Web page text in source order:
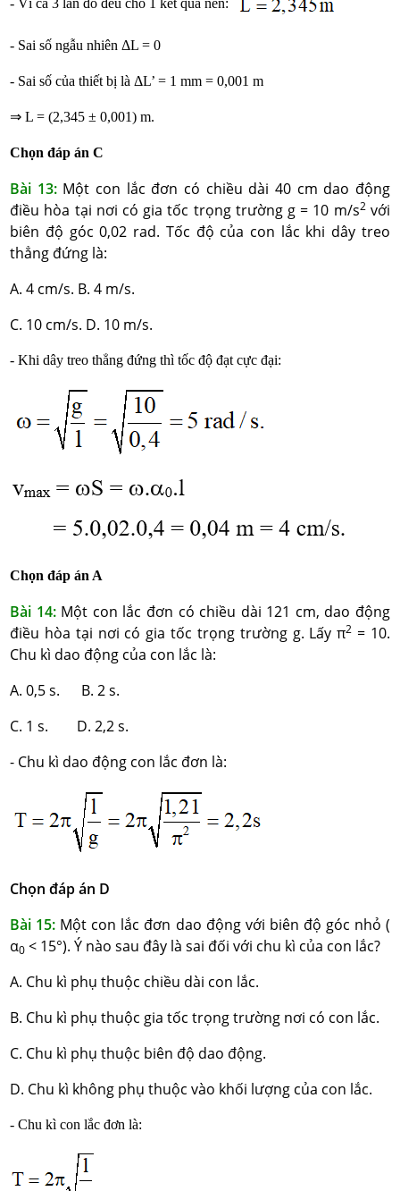
- Vì cả 3 lần đo đều cho 1 kết quả nên:
- Sai số ngẫu nhiên ΔL = 0
- Sai số của thiết bị là ΔL’ = 1 mm = 0,001 m
⇒ L = (2,345 ± 0,001) m.
Chọn đáp án C
Bài 13: Một con lắc đơn có chiều dài 40 cm dao động
điều hòa tại nơi có gia tốc trọng trường g = 10 m/s2 với
biên độ góc 0,02 rad. Tốc độ của con lắc khi dây treo
thẳng đứng là:
A. 4 cm/s. B. 4 m/s.
C. 10 cm/s. D. 10 m/s.
- Khi dây treo thẳng đứng thì tốc độ đạt cực đại:
Chọn đáp án A
Bài 14: Một con lắc đơn có chiều dài 121 cm, dao động
điều hòa tại nơi có gia tốc trọng trường g. Lấy π2 = 10.
Chu kì dao động của con lắc là:
A. 0,5 s. B. 2 s.
C. 1 s. D. 2,2 s.
- Chu kì dao động con lắc đơn là:
Chọn đáp án D
Bài 15: Một con lắc đơn dao động với biên độ góc nhỏ (
α0 < 15°). Ý nào sau đây là sai đối với chu kì của con lắc?
A. Chu kì phụ thuộc chiều dài con lắc.
B. Chu kì phụ thuộc gia tốc trọng trường nơi có con lắc.
C. Chu kì phụ thuộc biên độ dao động.
D. Chu kì không phụ thuộc vào khối lượng của con lắc.
- Chu kì con lắc đơn là: